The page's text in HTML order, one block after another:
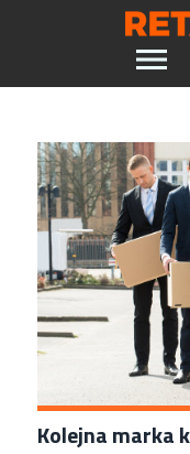
Szukaj oferty pracy:
Chcesz być na bieżąco
Załóż konto
Kolejna marka